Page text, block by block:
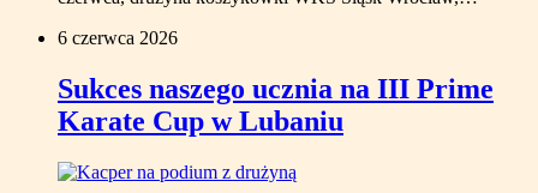
6 czerwca 2026
Sukces naszego ucznia na III Prime
Karate Cup w Lubaniu